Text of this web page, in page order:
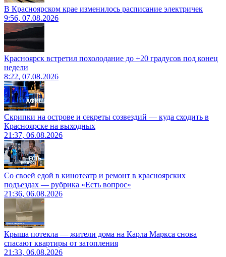
В Красноярском крае изменилось расписание электричек
9:56, 07.08.2026
Красноярск встретил похолодание до +20 градусов под конец
недели
8:22, 07.08.2026
Скрипки на острове и секреты созвездий — куда сходить в
Красноярске на выходных
21:37, 06.08.2026
Со своей едой в кинотеатр и ремонт в красноярских
подъездах — рубрика «Есть вопрос»
21:36, 06.08.2026
Крыша потекла — жители дома на Карла Маркса снова
спасают квартиры от затопления
21:33, 06.08.2026